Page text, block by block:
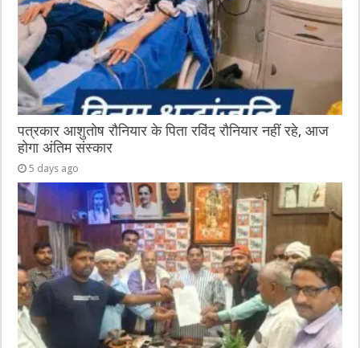
पत्रकार आशुतोष रौनियार के पिता रविंद रौनियार नहीं रहे, आज
होगा अंतिम संस्कार
5 days ago